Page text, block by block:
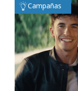
Campañas